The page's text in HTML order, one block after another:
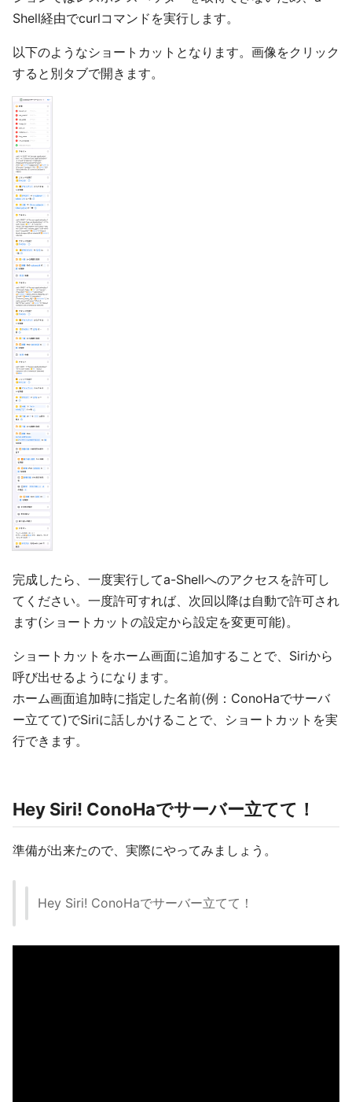
Shell経由でcurlコマンドを実行します。
以下のようなショートカットとなります。画像をクリック
すると別タブで開きます。
完成したら、一度実行してa-Shellへのアクセスを許可し
てください。一度許可すれば、次回以降は自動で許可され
ます(ショートカットの設定から設定を変更可能)。
ショートカットをホーム画面に追加することで、Siriから
呼び出せるようになります。
ホーム画面追加時に指定した名前(例：ConoHaでサーバ
ー立てて)でSiriに話しかけることで、ショートカットを実
行できます。
Hey Siri! ConoHaでサーバー立てて！
準備が出来たので、実際にやってみましょう。
Hey Siri! ConoHaでサーバー立てて！